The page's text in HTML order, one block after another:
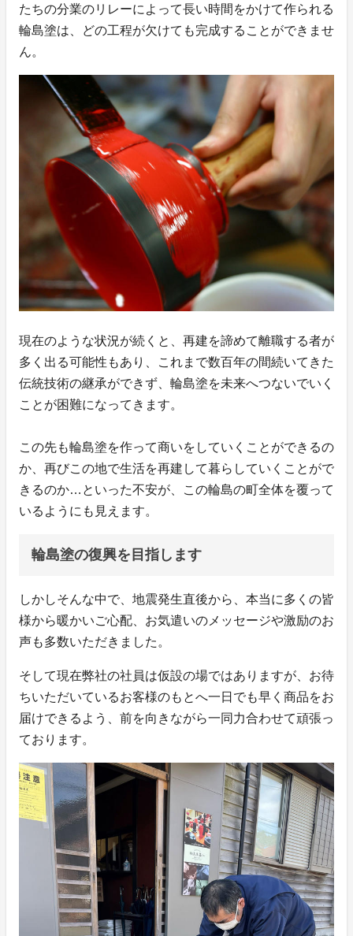
たちの分業のリレーによって長い時間をかけて作られる
輪島塗は、どの工程が欠けても完成することができませ
ん。
現在のような状況が続くと、再建を諦めて離職する者が
多く出る可能性もあり、これまで数百年の間続いてきた
伝統技術の継承ができず、輪島塗を未来へつないでいく
ことが困難になってきます。
この先も輪島塗を作って商いをしていくことができるの
か、再びこの地で生活を再建して暮らしていくことがで
きるのか…といった不安が、この輪島の町全体を覆って
いるようにも見えます。
輪島塗の復興を目指します
しかしそんな中で、地震発生直後から、本当に多くの皆
様から暖かいご心配、お気遣いのメッセージや激励のお
声も多数いただきました。
そして現在弊社の社員は仮設の場ではありますが、お待
ちいただいているお客様のもとへ一日でも早く商品をお
届けできるよう、前を向きながら一同力合わせて頑張っ
ております。